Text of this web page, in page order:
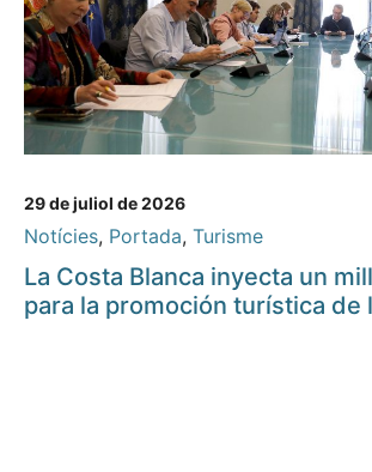
29 de juliol de 2026
Notícies, Portada, Turisme
La Costa Blanca inyecta un
para la promoción turística de